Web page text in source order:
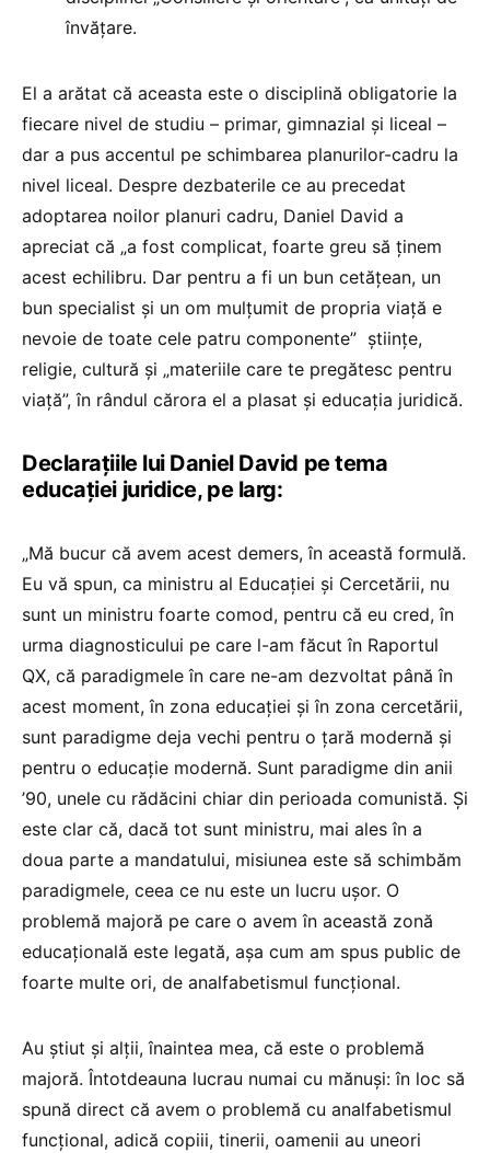
învățare.
El a arătat că aceasta este o disciplină obligatorie la
fiecare nivel de studiu – primar, gimnazial și liceal –
dar a pus accentul pe schimbarea planurilor-cadru la
nivel liceal. Despre dezbaterile ce au precedat
adoptarea noilor planuri cadru, Daniel David a
apreciat că „a fost complicat, foarte greu să ținem
acest echilibru. Dar pentru a fi un bun cetățean, un
bun specialist și un om mulțumit de propria viață e
nevoie de toate cele patru componente” științe,
religie, cultură și „materiile care te pregătesc pentru
viață”, în rândul cărora el a plasat și educația juridică.
Declarațiile lui Daniel David pe tema
educației juridice, pe larg:
„Mă bucur că avem acest demers, în această formulă.
Eu vă spun, ca ministru al Educației și Cercetării, nu
sunt un ministru foarte comod, pentru că eu cred, în
urma diagnosticului pe care l-am făcut în Raportul
QX, că paradigmele în care ne-am dezvoltat până în
acest moment, în zona educației și în zona cercetării,
sunt paradigme deja vechi pentru o țară modernă și
pentru o educație modernă. Sunt paradigme din anii
’90, unele cu rădăcini chiar din perioada comunistă. Și
este clar că, dacă tot sunt ministru, mai ales în a
doua parte a mandatului, misiunea este să schimbăm
paradigmele, ceea ce nu este un lucru ușor. O
problemă majoră pe care o avem în această zonă
educațională este legată, așa cum am spus public de
foarte multe ori, de analfabetismul funcțional.
Au știut și alții, înaintea mea, că este o problemă
majoră. Întotdeauna lucrau numai cu mănuși: în loc să
spună direct că avem o problemă cu analfabetismul
funcțional, adică copiii, tinerii, oamenii au uneori